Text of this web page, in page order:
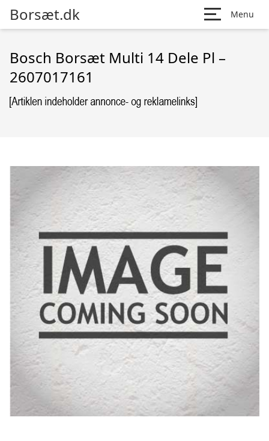
Borsæt.dk Menu
Bosch Borsæt Multi 14 Dele Pl –
2607017161